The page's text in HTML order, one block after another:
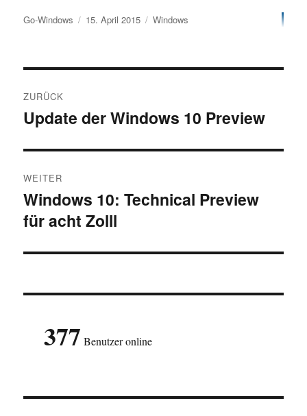
Autor
Go-Windows
Veröffentlicht
15. April 2015 Kategorien
Windows
ZURÜCK
Vorheriger
Update der Windows 10 Preview
WEITER
Nächster
Beitrag:
Windows 10: Technical Preview
für acht Zolll
377 Benutzer online